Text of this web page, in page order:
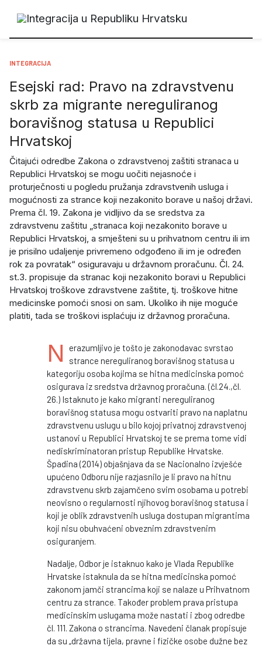
INTEGRACIJA
Esejski rad: Pravo na zdravstvenu
skrb za migrante nereguliranog
boravišnog statusa u Republici
Hrvatskoj
Čitajući odredbe Zakona o zdravstvenoj zaštiti stranaca u
Republici Hrvatskoj se mogu uočiti nejasnoće i
proturječnosti u pogledu pružanja zdravstvenih usluga i
mogućnosti za strance koji nezakonito borave u našoj državi.
Prema čl. 19. Zakona je vidljivo da se sredstva za
zdravstvenu zaštitu „stranaca koji nezakonito borave u
Republici Hrvatskoj, a smješteni su u prihvatnom centru ili im
je prisilno udaljenje privremeno odgođeno ili im je određen
rok za povratak“ osiguravaju u državnom proračunu. Čl. 24.
st.3. propisuje da stranac koji nezakonito boravi u Republici
Hrvatskoj troškove zdravstvene zaštite, tj. troškove hitne
medicinske pomoći snosi on sam. Ukoliko ih nije moguće
platiti, tada se troškovi isplaćuju iz državnog proračuna.
N
erazumljivo je tošto je zakonodavac svrstao
strance nereguliranog boravišnog statusa u
kategoriju osoba kojima se hitna medicinska pomoć
osigurava iz sredstva državnog proračuna. (čl.24.,čl.
26.) Istaknuto je kako migranti nereguliranog
boravišnog statusa mogu ostvariti pravo na naplatnu
zdravstvenu uslugu u bilo kojoj privatnoj zdravstvenoj
ustanovi u Republici Hrvatskoj te se prema tome vidi
nediskriminatoran pristup Republike Hrvatske.
Špadina (2014) objašnjava da se Nacionalno izvješće
upućeno Odboru nije razjasnilo je li pravo na hitnu
zdravstvenu skrb zajamčeno svim osobama u potrebi
neovisno o regularnosti njihovog boravišnog statusa i
koji je oblik zdravstvenih usluga dostupan migrantima
koji nisu obuhvaćeni obveznim zdravstvenim
osiguranjem.
Nadalje, Odbor je istaknuo kako je Vlada Republike
Hrvatske istaknula da se hitna medicinska pomoć
zakonom jamči strancima koji se nalaze u Prihvatnom
centru za strance. Također problem prava pristupa
medicinskim uslugama može nastati i zbog odredbe
čl. 111. Zakona o strancima. Navedeni članak propisuje
da su „državna tijela, pravne i fizičke osobe dužne bez